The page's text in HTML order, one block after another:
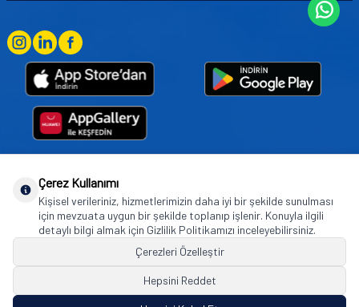
Goodyear (and Winged Foot Design) are trademarks of or licensed to The Goodyear
Tire & Rubber Company used under license by Basbug Group Company,
Istanbul/Türkiye. © 2026 The Goodyear Tire & Rubber Company.
Çerez Kullanımı
Kişisel verileriniz, hizmetlerimizin daha iyi bir şekilde sunulması
için mevzuata uygun bir şekilde toplanıp işlenir. Konuyla ilgili
detaylı bilgi almak için Gizlilik Politikamızı inceleyebilirsiniz.
Çerezleri Özelleştir
Hepsini Reddet